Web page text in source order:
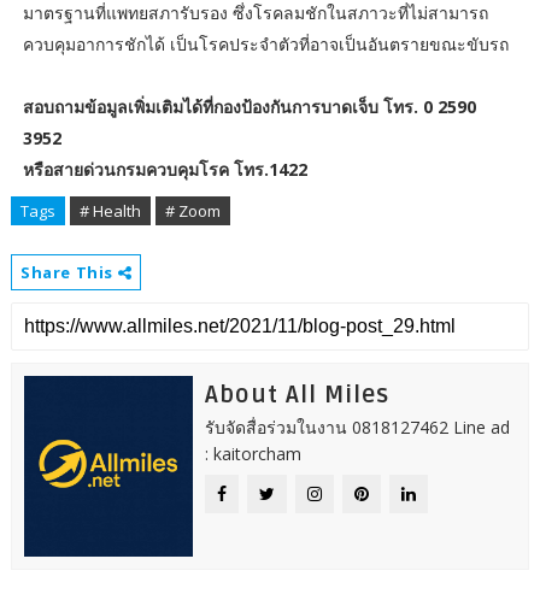
มาตรฐานที่แพทยสภารับรอง ซึ่งโรคลมชักในสภาวะที่ไม่สามารถ
ควบคุมอาการชักได้ เป็นโรคประจำตัวที่อาจเป็นอันตรายขณะขับรถ
สอบถามข้อมูลเพิ่มเติมได้ที่กองป้องกันการบาดเจ็บ โทร. 0 2590
3952
หรือสายด่วนกรมควบคุมโรค โทร.1422
Tags # Health # Zoom
Share This
About All Miles
รับจัดสื่อร่วมในงาน 0818127462 Line ad
: kaitorcham